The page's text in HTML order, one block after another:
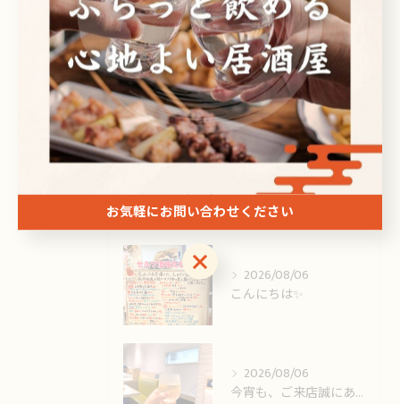
ビール
焼酎
刺身
ドリンク
最近の投稿 Recent Posts
2026/08/06
こんにちは✨️
2026/08/06
今宵も、ご来店誠にありがとうございました🙏
お気軽にお問い合わせください
お気軽にお問い合わせください